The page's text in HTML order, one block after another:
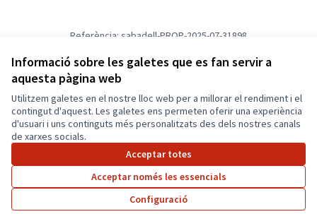
Informació sobre les galetes que es fan servir a
aquesta pàgina web
Utilitzem galetes en el nostre lloc web per a millorar el rendiment i el
contingut d'aquest. Les galetes ens permeten oferir una experiència
d'usuari i uns continguts més personalitzats des dels nostres canals
de xarxes socials.
Acceptar totes
Acceptar només les essencials
Configuració
Referència: sabadell-PROP-2025-07-31898
Verifica l'empremta digital
Termes i condicions d'ús
Configuració de les galetes
Triar la llenguaElegir el idioma
Web creada ambprogramari lliure .
Amb
(Enllaç